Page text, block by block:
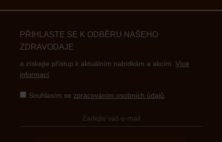
PŘIHLASTE SE K ODBĚRU NAŠEHO
ZDRAVODAJE
a získejte přístup k aktuálním nabídkám a akcím. Více
informací
Souhlasím se zpracováním osobních údajů